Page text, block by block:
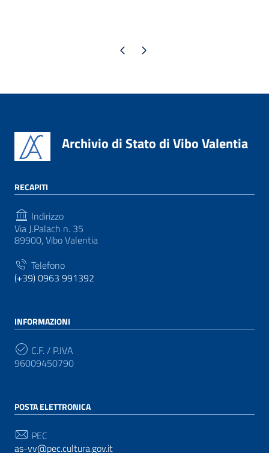
Pagina precedente
Pagina successiva
Archivio di Stato di Vibo Valentia
RECAPITI
Indirizzo
Via J.Palach n. 35
89900, Vibo Valentia
Telefono
(+39) 0963 991392
INFORMAZIONI
C.F. / P.IVA
96009450790
POSTA ELETTRONICA
PEC
as-vv@pec.cultura.gov.it